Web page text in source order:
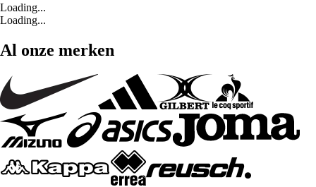
Loading...
Loading...
Al onze merken